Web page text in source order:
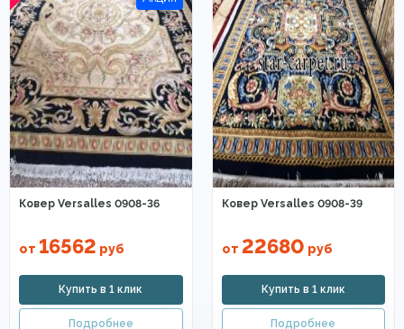
Ковер Versalles 0908-36
от 16562 руб
Ковер Versalles 0908-39
от 22680 руб